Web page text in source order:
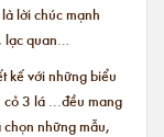
lời chúc mạnh
lạc quan…
kế với những biểu
cỏ 3 lá ...đều mang
những mẫu,